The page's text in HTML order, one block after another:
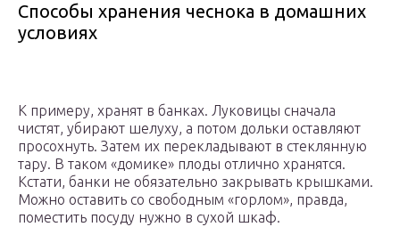
Способы хранения чеснока в домашних
условиях
К примеру, хранят в банках. Луковицы сначала
чистят, убирают шелуху, а потом дольки оставляют
просохнуть. Затем их перекладывают в стеклянную
тару. В таком «домике» плоды отлично хранятся.
Кстати, банки не обязательно закрывать крышками.
Можно оставить со свободным «горлом», правда,
поместить посуду нужно в сухой шкаф.